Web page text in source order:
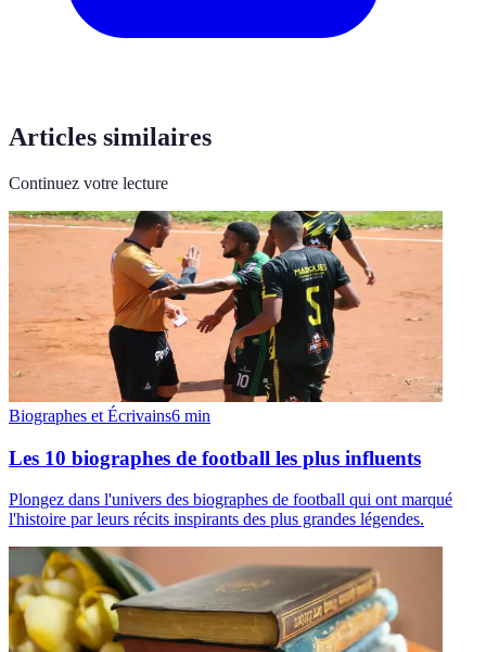
Articles similaires
Continuez votre lecture
Biographes et Écrivains6 min
Les 10 biographes de football les plus influents
Plongez dans l'univers des biographes de football qui ont marqué
l'histoire par leurs récits inspirants des plus grandes légendes.